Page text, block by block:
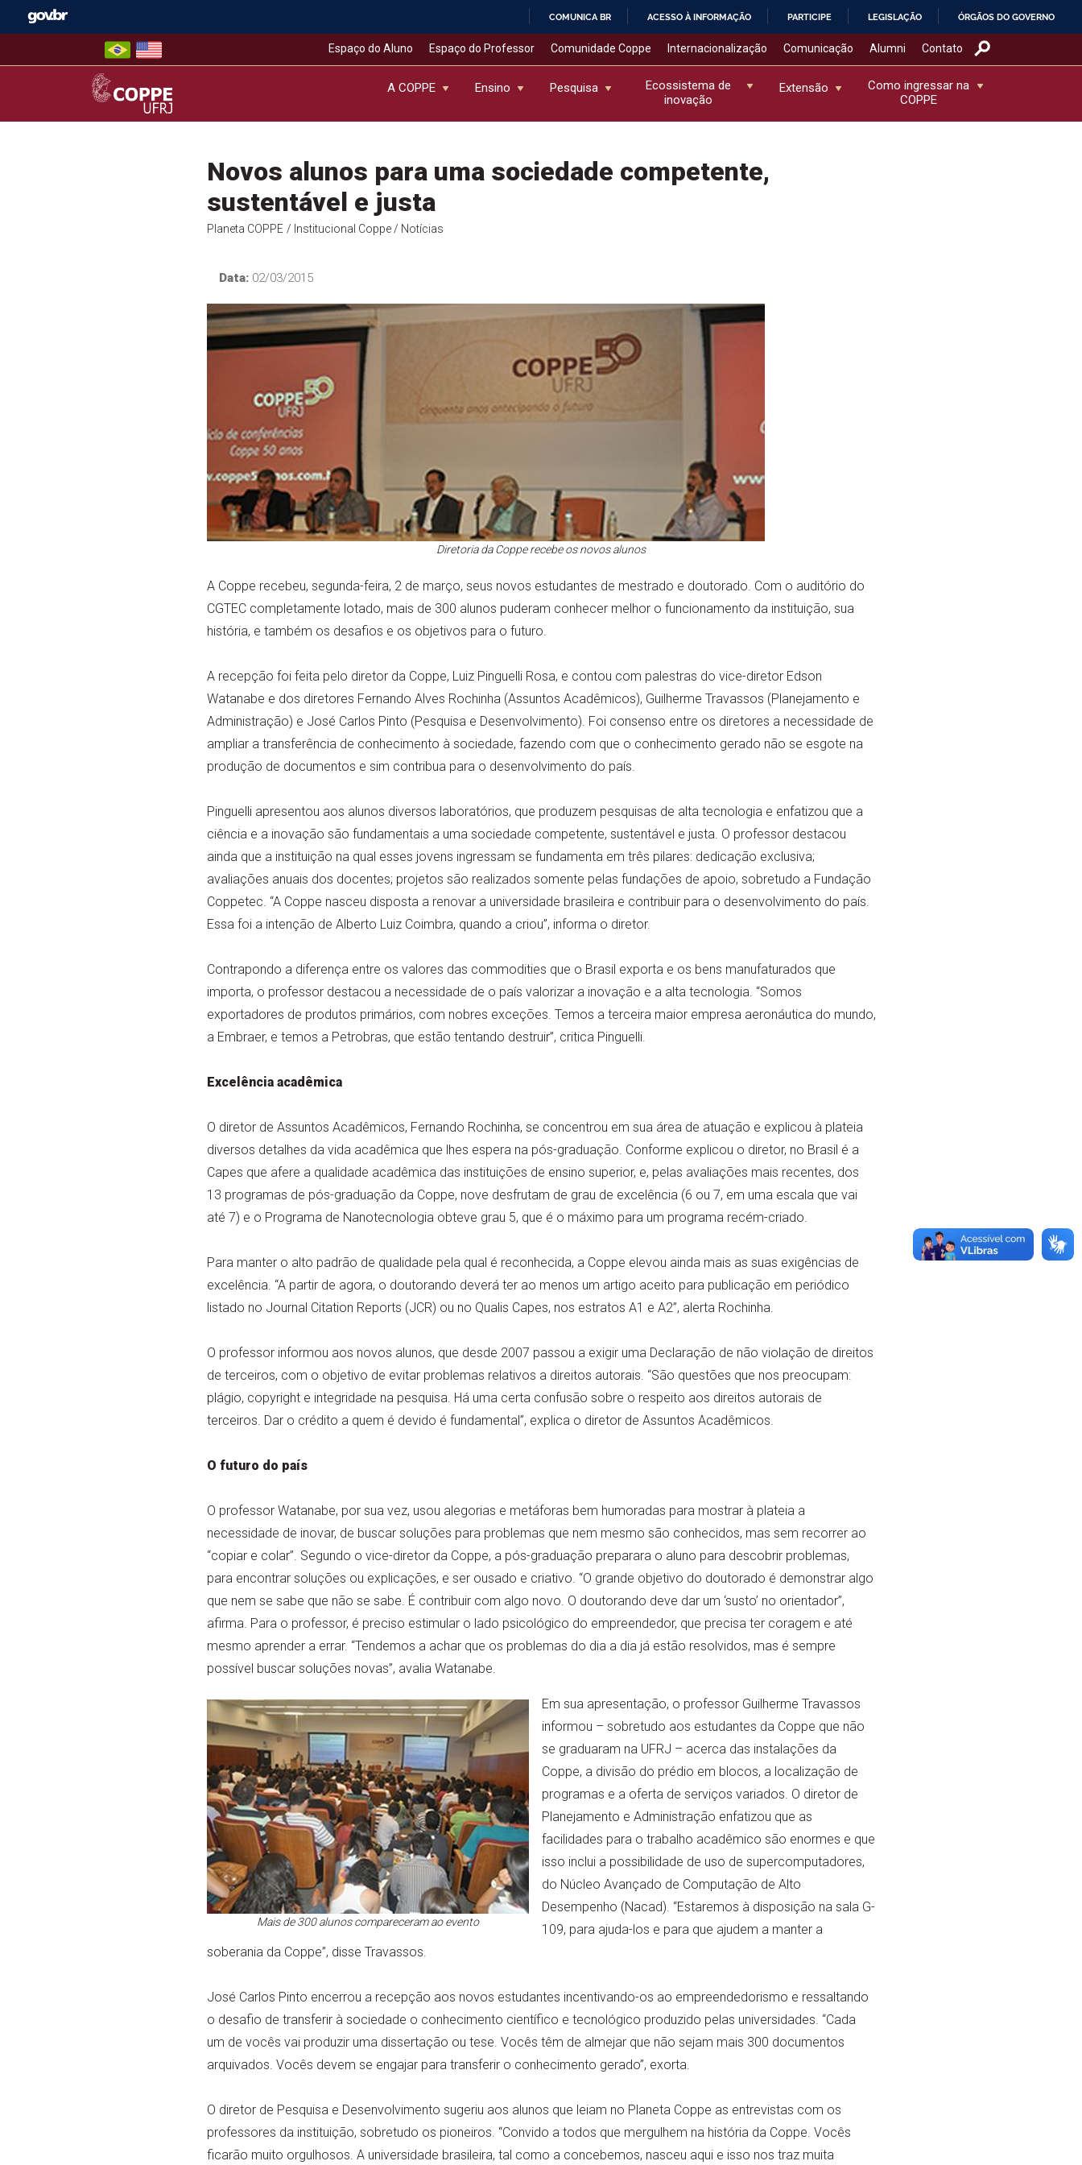
COMUNICA BR ACESSO À INFORMAÇÃO PARTICIPE LEGISLAÇÃO ÓRGÃOS DO GOVERNO
Espaço do Aluno Espaço do Professor Comunidade Coppe Internacionalização Comunicação Alumni Contato
COPPE – UFRJ
A COPPE Ensino Pesquisa
Ecossistema de
inovação
Extensão
Como ingressar na
COPPE
Novos alunos para uma sociedade competente,
sustentável e justa
Planeta COPPE / Institucional Coppe/ Notícias
Data:02/03/2015
Diretoria da Coppe recebe os novos alunos
A Coppe recebeu, segunda-feira, 2 de março, seus novos estudantes de mestrado e doutorado. Com o auditório do
CGTEC completamente lotado, mais de 300 alunos puderam conhecer melhor o funcionamento da instituição, sua
história, e também os desafios e os objetivos para o futuro.
A recepção foi feita pelo diretor da Coppe, Luiz Pinguelli Rosa, e contou com palestras do vice-diretor Edson
Watanabe e dos diretores Fernando Alves Rochinha (Assuntos Acadêmicos), Guilherme Travassos (Planejamento e
Administração) e José Carlos Pinto (Pesquisa e Desenvolvimento). Foi consenso entre os diretores a necessidade de
ampliar a transferência de conhecimento à sociedade, fazendo com que o conhecimento gerado não se esgote na
produção de documentos e sim contribua para o desenvolvimento do país.
Pinguelli apresentou aos alunos diversos laboratórios, que produzem pesquisas de alta tecnologia e enfatizou que a
ciência e a inovação são fundamentais a uma sociedade competente, sustentável e justa. O professor destacou
ainda que a instituição na qual esses jovens ingressam se fundamenta em três pilares: dedicação exclusiva;
avaliações anuais dos docentes; projetos são realizados somente pelas fundações de apoio, sobretudo a Fundação
Coppetec. “A Coppe nasceu disposta a renovar a universidade brasileira e contribuir para o desenvolvimento do país.
Essa foi a intenção de Alberto Luiz Coimbra, quando a criou”, informa o diretor.
Contrapondo a diferença entre os valores das commodities que o Brasil exporta e os bens manufaturados que
importa, o professor destacou a necessidade de o país valorizar a inovação e a alta tecnologia. “Somos
exportadores de produtos primários, com nobres exceções. Temos a terceira maior empresa aeronáutica do mundo,
a Embraer, e temos a Petrobras, que estão tentando destruir”, critica Pinguelli.
Excelência acadêmica
O diretor de Assuntos Acadêmicos, Fernando Rochinha, se concentrou em sua área de atuação e explicou à plateia
diversos detalhes da vida acadêmica que lhes espera na pós-graduação. Conforme explicou o diretor, no Brasil é a
Capes que afere a qualidade acadêmica das instituições de ensino superior, e, pelas avaliações mais recentes, dos
13 programas de pós-graduação da Coppe, nove desfrutam de grau de excelência (6 ou 7, em uma escala que vai
até 7) e o Programa de Nanotecnologia obteve grau 5, que é o máximo para um programa recém-criado.
Para manter o alto padrão de qualidade pela qual é reconhecida, a Coppe elevou ainda mais as suas exigências de
excelência. “A partir de agora, o doutorando deverá ter ao menos um artigo aceito para publicação em periódico
listado no Journal Citation Reports (JCR) ou no Qualis Capes, nos estratos A1 e A2”, alerta Rochinha.
O professor informou aos novos alunos, que desde 2007 passou a exigir uma Declaração de não violação de direitos
de terceiros, com o objetivo de evitar problemas relativos a direitos autorais. “São questões que nos preocupam:
plágio, copyright e integridade na pesquisa. Há uma certa confusão sobre o respeito aos direitos autorais de
terceiros. Dar o crédito a quem é devido é fundamental”, explica o diretor de Assuntos Acadêmicos.
O futuro do país
O professor Watanabe, por sua vez, usou alegorias e metáforas bem humoradas para mostrar à plateia a
necessidade de inovar, de buscar soluções para problemas que nem mesmo são conhecidos, mas sem recorrer ao
“copiar e colar”. Segundo o vice-diretor da Coppe, a pós-graduação preparara o aluno para descobrir problemas,
para encontrar soluções ou explicações, e ser ousado e criativo. “O grande objetivo do doutorado é demonstrar algo
que nem se sabe que não se sabe. É contribuir com algo novo. O doutorando deve dar um ‘susto’ no orientador”,
afirma. Para o professor, é preciso estimular o lado psicológico do empreendedor, que precisa ter coragem e até
mesmo aprender a errar. “Tendemos a achar que os problemas do dia a dia já estão resolvidos, mas é sempre
possível buscar soluções novas”, avalia Watanabe.
Mais de 300 alunos compareceram ao evento
Em sua apresentação, o professor Guilherme Travassos
informou – sobretudo aos estudantes da Coppe que não
se graduaram na UFRJ – acerca das instalações da
Coppe, a divisão do prédio em blocos, a localização de
programas e a oferta de serviços variados. O diretor de
Planejamento e Administração enfatizou que as
facilidades para o trabalho acadêmico são enormes e que
isso inclui a possibilidade de uso de supercomputadores,
do Núcleo Avançado de Computação de Alto
Desempenho (Nacad). “Estaremos à disposição na sala G-
109, para ajuda-los e para que ajudem a manter a
soberania da Coppe”, disse Travassos.
José Carlos Pinto encerrou a recepção aos novos estudantes incentivando-os ao empreendedorismo e ressaltando
o desafio de transferir à sociedade o conhecimento científico e tecnológico produzido pelas universidades. “Cada
um de vocês vai produzir uma dissertação ou tese. Vocês têm de almejar que não sejam mais 300 documentos
arquivados. Vocês devem se engajar para transferir o conhecimento gerado”, exorta.
O diretor de Pesquisa e Desenvolvimento sugeriu aos alunos que leiam no Planeta Coppe as entrevistas com os
professores da instituição, sobretudo os pioneiros. “Convido a todos que mergulhem na história da Coppe. Vocês
ficarão muito orgulhosos. A universidade brasileira, tal como a concebemos, nasceu aqui e isso nos traz muita